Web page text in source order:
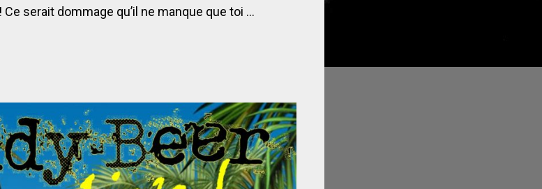
serait dommage qu’il ne manque que toi …